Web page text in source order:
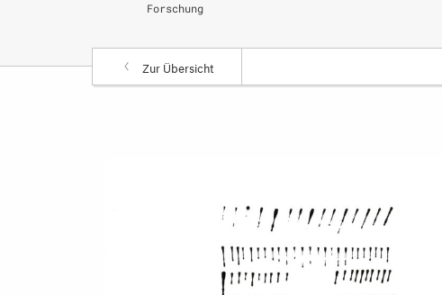
Forschung
Zur Übersicht